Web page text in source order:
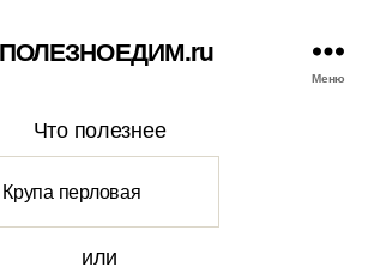
Меню
Что полезнее
или